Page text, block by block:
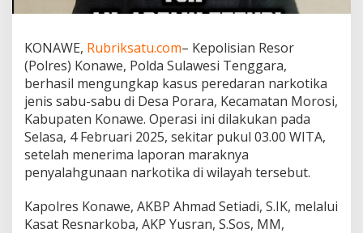
i
r
o
s
i
,
S
a
t
u
a
n
KONAWE, Rubriksatu.com– Kepolisian Resor
(Polres) Konawe, Polda Sulawesi Tenggara,
berhasil mengungkap kasus peredaran narkotika
jenis sabu-sabu di Desa Porara, Kecamatan Morosi,
Kabupaten Konawe. Operasi ini dilakukan pada
Selasa, 4 Februari 2025, sekitar pukul 03.00 WITA,
setelah menerima laporan maraknya
penyalahgunaan narkotika di wilayah tersebut.
Kapolres Konawe, AKBP Ahmad Setiadi, S.IK, melalui
Kasat Resnarkoba, AKP Yusran, S.Sos, MM,